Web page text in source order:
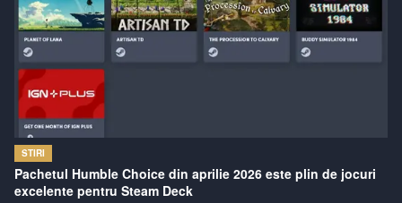
STIRI
Pachetul Humble Choice din aprilie 2026 este plin de jocuri
excelente pentru Steam Deck